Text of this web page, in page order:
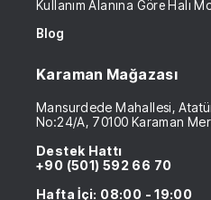
Kullanım Alanına Göre Halı
Blog
Karaman Mağazası
Mansurdede Mahallesi,
No:24/A, 70100 Karaman
Destek Hattı
+90 (501) 592 66 70
Hafta İçi: 08:00 - 19:00